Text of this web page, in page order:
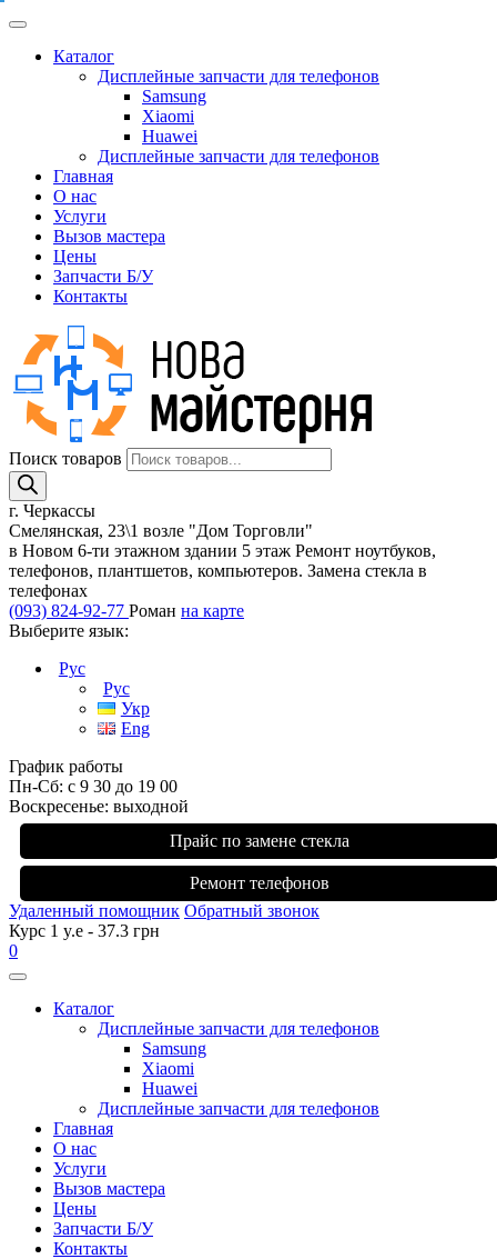
Каталог
Дисплейные запчасти для телефонов
Samsung
Xiaomi
Huawei
Дисплейные запчасти для телефонов
Главная
О нас
Услуги
Вызов мастера
Цены
Запчасти Б/У
Контакты
Поиск товаров
г. Черкассы
Смелянская, 23\1 возле "Дом Торговли"
в Новом 6-ти этажном здании 5 этаж Ремонт ноутбуков,
телефонов, плантшетов, компьютеров. Замена стекла в
телефонах
(093) 824-92-77 Роман на карте
Выберите язык:
Рус
Рус
Укр
Eng
График работы
Пн-Сб: с 9 30 до 19 00
Воскресенье: выходной
Прайс по замене стекла
Ремонт телефонов
Удаленный помощник Обратный звонок
Курс 1 y.e - 37.3 грн
0
Каталог
Дисплейные запчасти для телефонов
Samsung
Xiaomi
Huawei
Дисплейные запчасти для телефонов
Главная
О нас
Услуги
Вызов мастера
Цены
Запчасти Б/У
Контакты